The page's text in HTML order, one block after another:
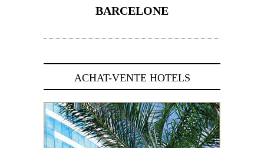
BARCELONE
ACHAT-VENTE HOTELS